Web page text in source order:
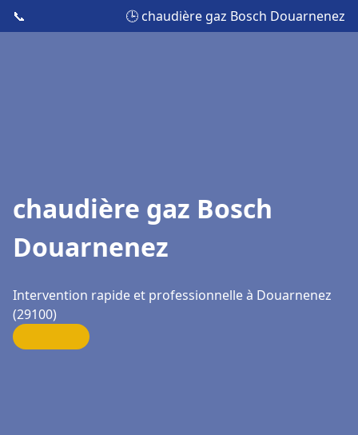
📞 🕒 chaudière gaz Bosch Douarnenez
chaudière gaz Bosch
Douarnenez
Intervention rapide et professionnelle à Douarnenez
(29100)